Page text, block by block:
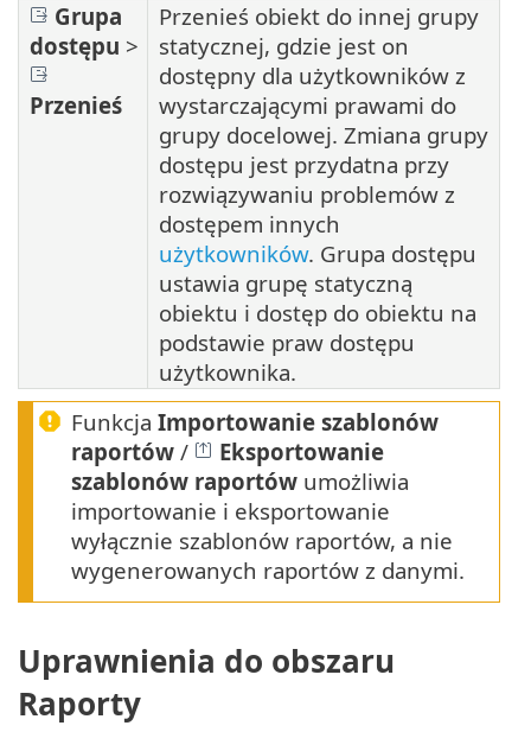
Grupa
dostępu >
Przenieś
Przenieś obiekt do innej grupy
statycznej, gdzie jest on
dostępny dla użytkowników z
wystarczającymi prawami do
grupy docelowej. Zmiana grupy
dostępu jest przydatna przy
rozwiązywaniu problemów z
dostępem innych
użytkowników. Grupa dostępu
ustawia grupę statyczną
obiektu i dostęp do obiektu na
podstawie praw dostępu
użytkownika.
Funkcja Importowanie szablonów
raportów /
Eksportowanie
szablonów raportów umożliwia
importowanie i eksportowanie
wyłącznie szablonów raportów, a nie
wygenerowanych raportów z danymi.
Uprawnienia do obszaru
Raporty